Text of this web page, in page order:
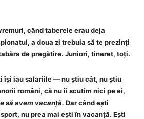
când taberele erau deja
a doua zi trebuia să te prezinți
de pregătire. Juniori, tineret, toți.
își iau salariile — nu știu cât, nu știu
români, că nu îi scutim nici pe ei,
să avem vacanță. Dar când ești
nu prea mai ești în vacanță. Ești